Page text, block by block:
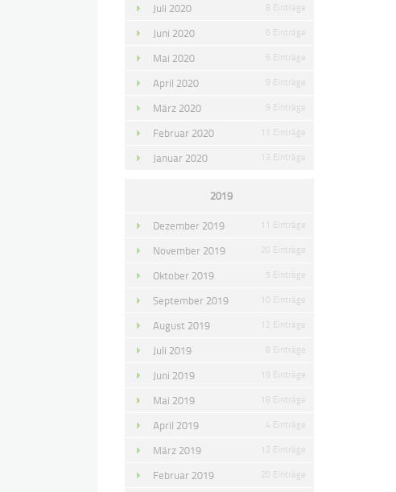
Juli 2020 8 Einträge
Juni 2020 6 Einträge
Mai 2020 6 Einträge
April 2020 9 Einträge
März 2020 9 Einträge
Februar 2020 11 Einträge
Januar 2020 13 Einträge
2019
Dezember 2019 11 Einträge
November 2019 20 Einträge
Oktober 2019 5 Einträge
September 2019 10 Einträge
August 2019 12 Einträge
Juli 2019 8 Einträge
Juni 2019 19 Einträge
Mai 2019 18 Einträge
April 2019 4 Einträge
März 2019 12 Einträge
Februar 2019 20 Einträge